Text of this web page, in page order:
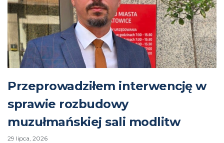
Przeprowadziłem interwencję w
sprawie rozbudowy
muzułmańskiej sali modlitw
29 lipca, 2026